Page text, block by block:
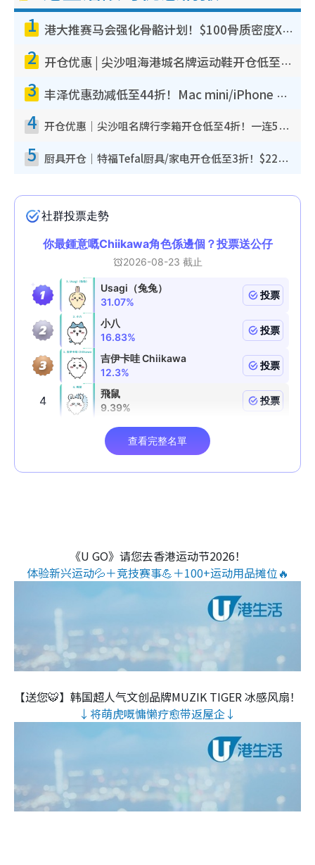
1 港大推赛马会强化骨骼计划！$100骨质密度X光检查 完成免费运动训练送超市礼券！附参加资格
2 开仓优惠 | 尖沙咀海港城名牌运动鞋开仓低至1折！On鞋$899起/Joy&Peace鞋履$98起
3 丰泽优惠劲减低至44折！Mac mini/iPhone 17 Pro大减价！厨房家电$220起
4 开仓优惠｜尖沙咀名牌行李箱开仓低至4折！一连5日 American Tourister/ace./Hallmark $200起
5 厨具开仓｜特福Tefal厨具/家电开仓低至3折！$220起买平底锅/炒锅/汤锅！电饭煲/吸尘器/挂烫机$418起
《U GO》请您去香港运动节2026！
体验新兴运动💦＋竞技赛事💪＋100+运动用品摊位🔥
【送您🐯】韩国超人气文创品牌MUZIK TIGER 冰感风扇！
↓将萌虎嘅慵懒疗愈带返屋企↓